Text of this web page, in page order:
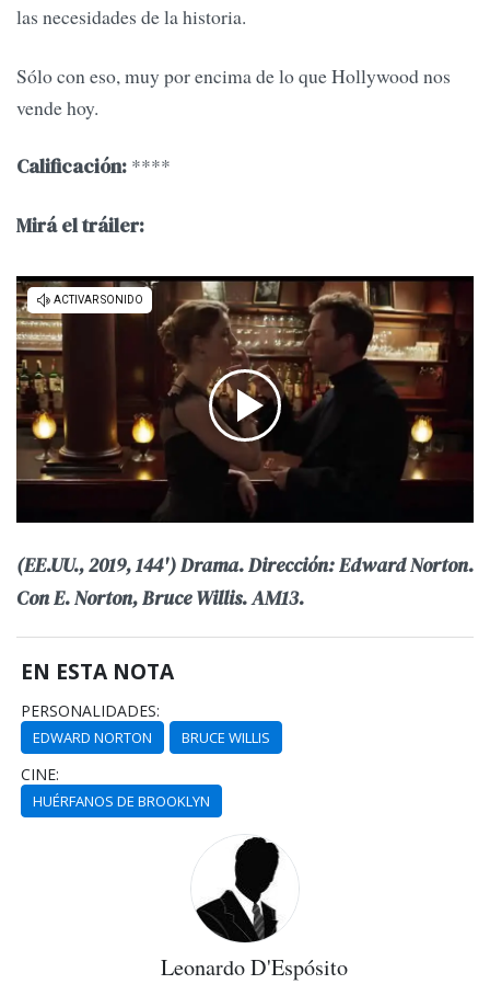
las necesidades de la historia.
Sólo con eso, muy por encima de lo que Hollywood nos
vende hoy.
Calificación: ****
Mirá el tráiler:
(EE.UU., 2019, 144') Drama. Dirección: Edward Norton.
Con E. Norton, Bruce Willis. AM13.
EN ESTA NOTA
PERSONALIDADES:
EDWARD NORTON BRUCE WILLIS
CINE:
HUÉRFANOS DE BROOKLYN
Leonardo D'Espósito